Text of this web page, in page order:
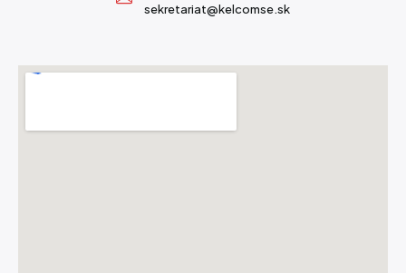
sekretariat@kelcomse.sk